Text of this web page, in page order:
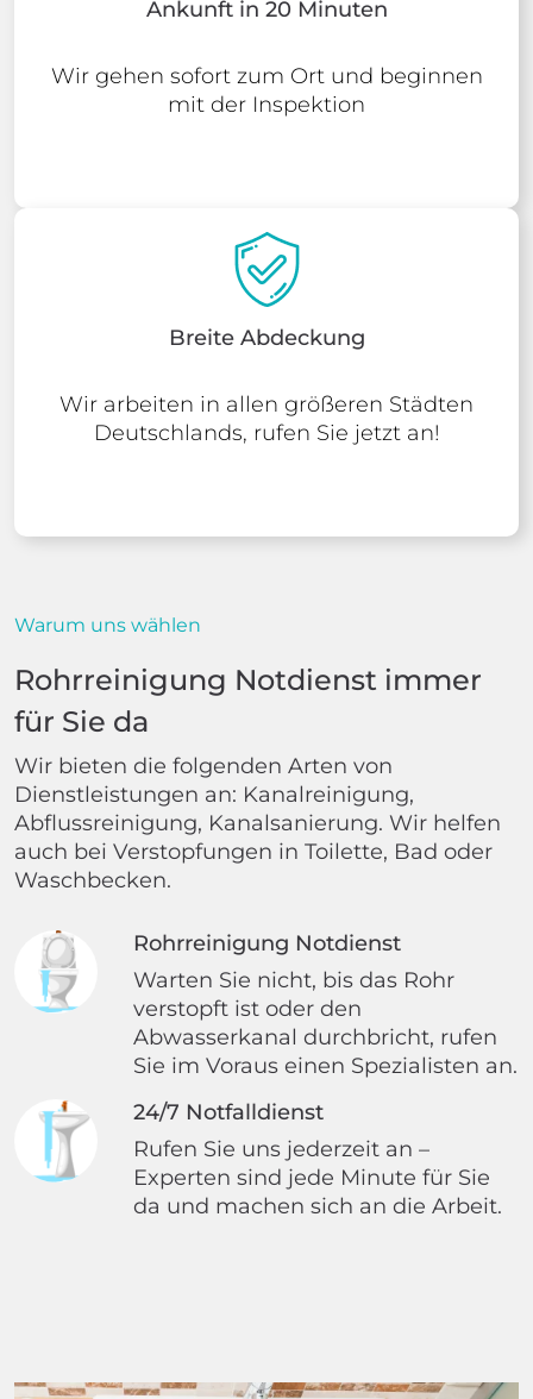
Ankunft in 20 Minuten
Wir gehen sofort zum Ort und beginnen
mit der Inspektion
Breite Abdeckung
Wir arbeiten in allen größeren Städten
Deutschlands, rufen Sie jetzt an!
Warum uns wählen
Rohrreinigung Notdienst immer
für Sie da
Wir bieten die folgenden Arten von
Dienstleistungen an: Kanalreinigung,
Abflussreinigung, Kanalsanierung. Wir helfen
auch bei Verstopfungen in Toilette, Bad oder
Waschbecken.
Rohrreinigung Notdienst
Warten Sie nicht, bis das Rohr
verstopft ist oder den
Abwasserkanal durchbricht, rufen
Sie im Voraus einen Spezialisten an.
24/7 Notfalldienst
Rufen Sie uns jederzeit an –
Experten sind jede Minute für Sie
da und machen sich an die Arbeit.